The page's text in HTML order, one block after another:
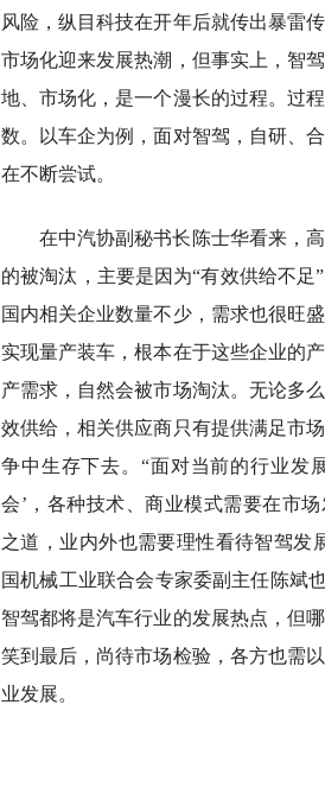
风险，纵目科技在开年后就传出暴雷
市场化迎来发展热潮，但事实上，智
地、市场化，是一个漫长的过程。过
数。以车企为例，面对智驾，自研、
在不断尝试。
在中汽协副秘书长陈士华看来，
的被淘汰，主要是因为“有效供给不足
国内相关企业数量不少，需求也很旺
实现量产装车，根本在于这些企业的
产需求，自然会被市场淘汰。无论多
效供给，相关供应商只有提供满足市
争中生存下去。“面对当前的行业发
会’，各种技术、商业模式需要在市
之道，业内外也需要理性看待智驾发
国机械工业联合会专家委副主任陈斌
智驾都将是汽车行业的发展热点，但
笑到最后，尚待市场检验，各方也需
业发展。